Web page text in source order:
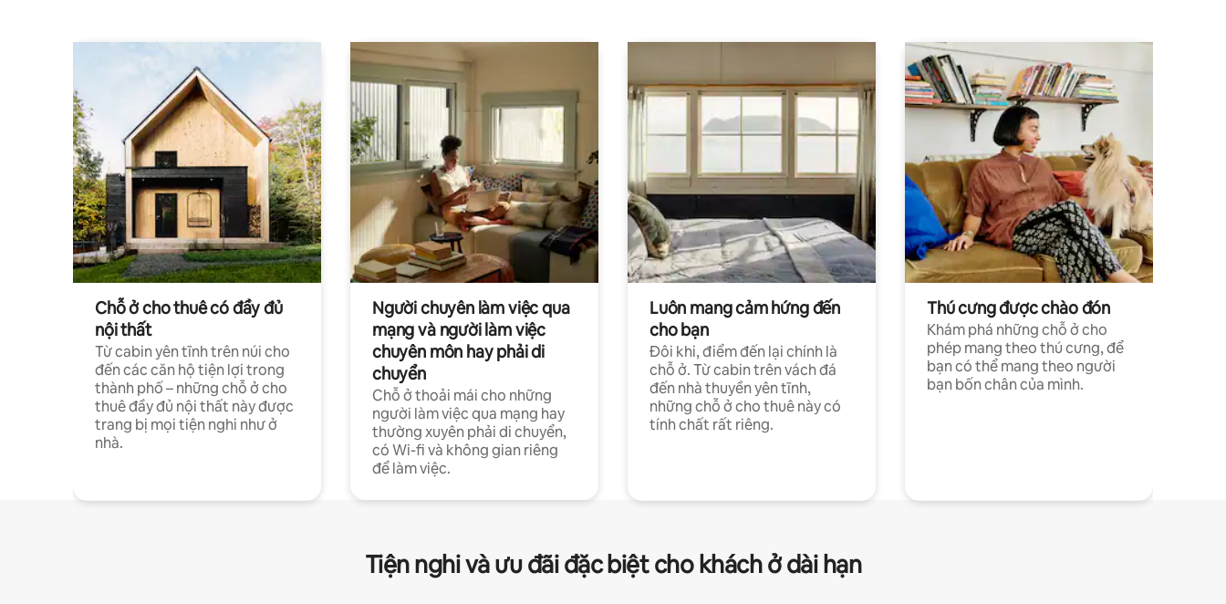
Chỗ ở cho thuê có đầy đủ
nội thất
Từ cabin yên tĩnh trên núi cho
đến các căn hộ tiện lợi trong
thành phố – những chỗ ở cho
thuê đầy đủ nội thất này được
trang bị mọi tiện nghi như ở
nhà.
Người chuyên làm việc qua
mạng và người làm việc
chuyên môn hay phải di
chuyển
Chỗ ở thoải mái cho những
người làm việc qua mạng hay
thường xuyên phải di chuyển,
có Wi-fi và không gian riêng
để làm việc.
Luôn mang cảm hứng đến
cho bạn
Đôi khi, điểm đến lại chính là
chỗ ở. Từ cabin trên vách đá
đến nhà thuyền yên tĩnh,
những chỗ ở cho thuê này có
tính chất rất riêng.
Thú cưng được chào đón
Khám phá những chỗ ở cho
phép mang theo thú cưng, để
bạn có thể mang theo người
bạn bốn chân của mình.
Tiện nghi và ưu đãi đặc biệt cho khách ở dài hạn